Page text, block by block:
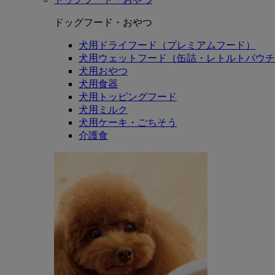
ドッグフード・おやつ
犬用ドライフード（プレミアムフード）
犬用ウェットフード（缶詰・レトルトパウ
犬用おやつ
犬用食器
犬用トッピングフード
犬用ミルク
犬用ケーキ・ごちそう
介護食